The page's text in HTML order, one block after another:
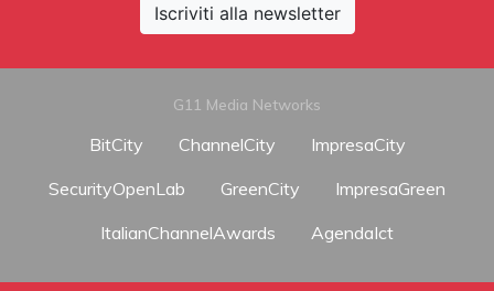
Iscriviti alla newsletter
G11 Media Networks
BitCity ChannelCity
ImpresaCity
SecurityOpenLab
GreenCity
ImpresaGreen
ItalianChannelAwards
AgendaIct